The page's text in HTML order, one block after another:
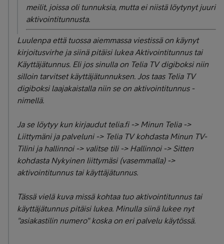
meilit, joissa oli tunnuksia, mutta ei niistä löytynyt juuri
aktivointitunnusta.
Luulenpa että tuossa aiemmassa viestissä on käynyt
kirjoitusvirhe ja siinä pitäisi lukea Aktivointitunnus tai
Käyttäjätunnus. Eli jos sinulla on Telia TV digiboksi niin
silloin tarvitset käyttäjätunnuksen. Jos taas Telia TV
digiboksi laajakaistalla niin se on aktivointitunnus -
nimellä.
Ja se löytyy kun kirjaudut telia.fi -> Minun Telia ->
Liittymäni ja palveluni -> Telia TV kohdasta Minun TV-
Tilini ja hallinnoi -> valitse tili -> Hallinnoi -> Sitten
kohdasta Nykyinen liittymäsi (vasemmalla) ->
aktivointitunnus tai käyttäjätunnus.
Tässä vielä kuva missä kohtaa tuo aktivointitunnus tai
käyttäjätunnus pitäisi lukea. Minulla siinä lukee nyt
"asiakastilin numero" koska on eri palvelu käytössä.